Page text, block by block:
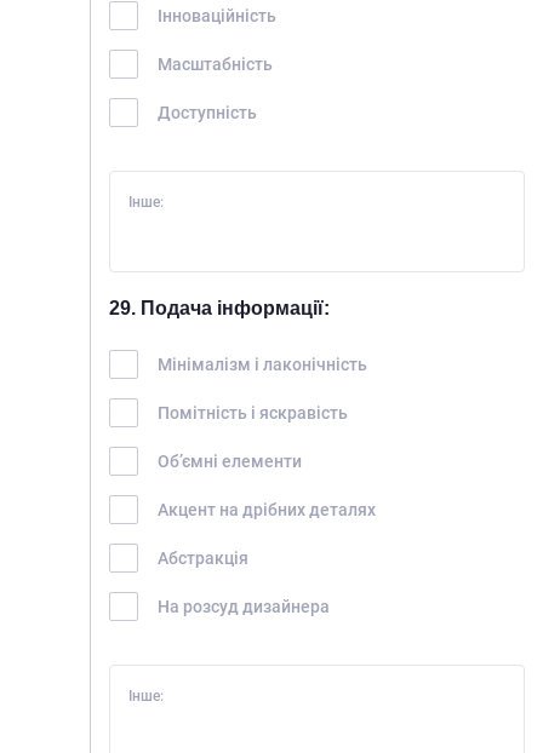
Інноваційність
Масштабність
Доступність
Інше:
29. Подача інформації:
Мінімалізм і лаконічність
Помітність і яскравість
Об’ємні елементи
Акцент на дрібних деталях
Абстракція
На розсуд дизайнера
Інше: